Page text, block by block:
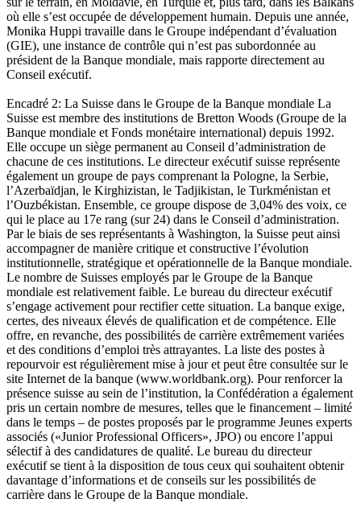
où elle s’est occupée de développement humain. Depuis une année,
Monika Huppi travaille dans le Groupe indépendant d’évaluation
(GIE), une instance de contrôle qui n’est pas subordonnée au
président de la Banque mondiale, mais rapporte directement au
Conseil exécutif.
Encadré 2: La Suisse dans le Groupe de la Banque mondiale La
Suisse est membre des institutions de Bretton Woods (Groupe de la
Banque mondiale et Fonds monétaire international) depuis 1992.
Elle occupe un siège permanent au Conseil d’administration de
chacune de ces institutions. Le directeur exécutif suisse représente
également un groupe de pays comprenant la Pologne, la Serbie,
l’Azerbaïdjan, le Kirghizistan, le Tadjikistan, le Turkménistan et
l’Ouzbékistan. Ensemble, ce groupe dispose de 3,04% des voix, ce
qui le place au 17e rang (sur 24) dans le Conseil d’administration.
Par le biais de ses représentants à Washington, la Suisse peut ainsi
accompagner de manière critique et constructive l’évolution
institutionnelle, stratégique et opérationnelle de la Banque mondiale.
Le nombre de Suisses employés par le Groupe de la Banque
mondiale est relativement faible. Le bureau du directeur exécutif
s’engage activement pour rectifier cette situation. La banque exige,
certes, des niveaux élevés de qualification et de compétence. Elle
offre, en revanche, des possibilités de carrière extrêmement variées
et des conditions d’emploi très attrayantes. La liste des postes à
repourvoir est régulièrement mise à jour et peut être consultée sur le
site Internet de la banque (www.worldbank.org). Pour renforcer la
présence suisse au sein de l’institution, la Confédération a également
pris un certain nombre de mesures, telles que le financement – limité
dans le temps – de postes proposés par le programme Jeunes experts
associés («Junior Professional Officers», JPO) ou encore l’appui
sélectif à des candidatures de qualité. Le bureau du directeur
exécutif se tient à la disposition de tous ceux qui souhaitent obtenir
davantage d’informations et de conseils sur les possibilités de
carrière dans le Groupe de la Banque mondiale.